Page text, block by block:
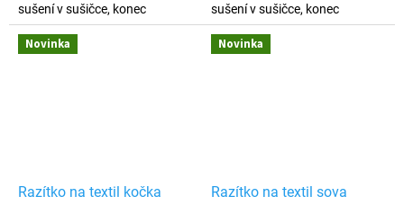
sušení v sušičce, konec
ztrátám věcí, výroba dle vašich
požadavků.
sušení v sušičce, konec
ztrátám věcí, výroba dle vašich
požadavků.
Novinka
Razítko na textil kočka
Novinka
Razítko na textil sova